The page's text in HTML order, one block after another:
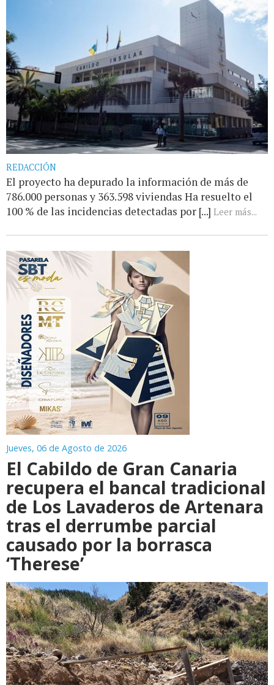
REDACCIÓN
El proyecto ha depurado la información de más de
786.000 personas y 363.598 viviendas Ha resuelto el
100 % de las incidencias detectadas por [...] Leer más...
Jueves, 06 de Agosto de 2026
El Cabildo de Gran Canaria
recupera el bancal tradicional
de Los Lavaderos de Artenara
tras el derrumbe parcial
causado por la borrasca
‘Therese’